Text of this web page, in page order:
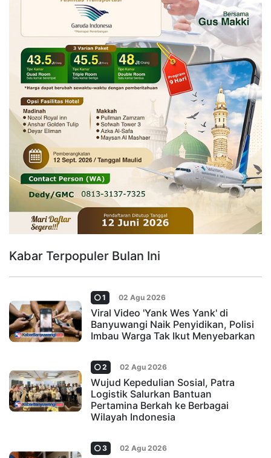
Kabar Terpopuler Bulan Ini
1 02 Agu 2026
Viral Video 'Yank Wes Yank' di
Banyuwangi Naik Penyidikan, Polisi
Imbau Warga Tak Ikut Menyebarkan
2 02 Agu 2026
Wujud Kepedulian Sosial, Patra
Logistik Salurkan Bantuan
Pertamina Berkah ke Berbagai
Wilayah Indonesia
3 02 Agu 2026